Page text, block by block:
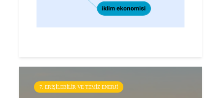
7. ERIŞILEBILIR VE TEMIZ ENERJI